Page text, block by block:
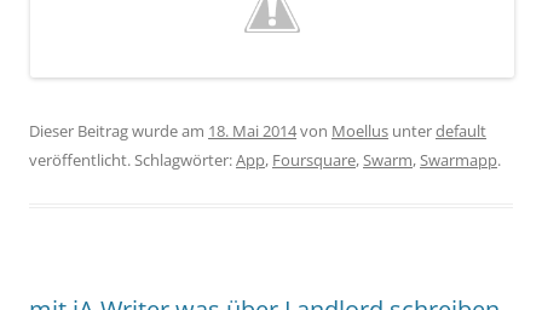
Dieser Beitrag wurde am 18. Mai 2014von Moellus unterdefault
veröffentlicht. Schlagwörter:App, Foursquare,Swarm,Swarmapp.